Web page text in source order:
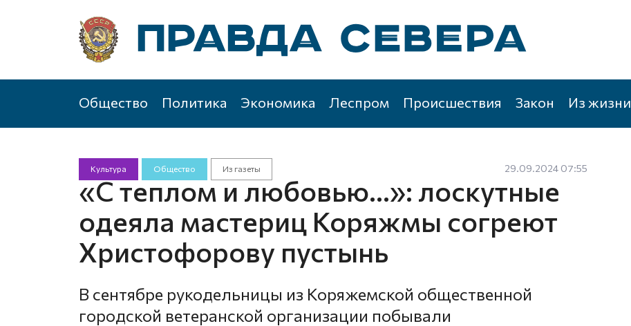
Общество Политика Экономика Леспром Происшествия Закон Из жизни
Культура Общество Из газеты 29.09.2024 07:55
«С теплом и любовью…»: лоскутные
одеяла мастериц Коряжмы согреют
Христофорову пустынь
В сентябре рукодельницы из Коряжемской общественной
городской ветеранской организации побывали